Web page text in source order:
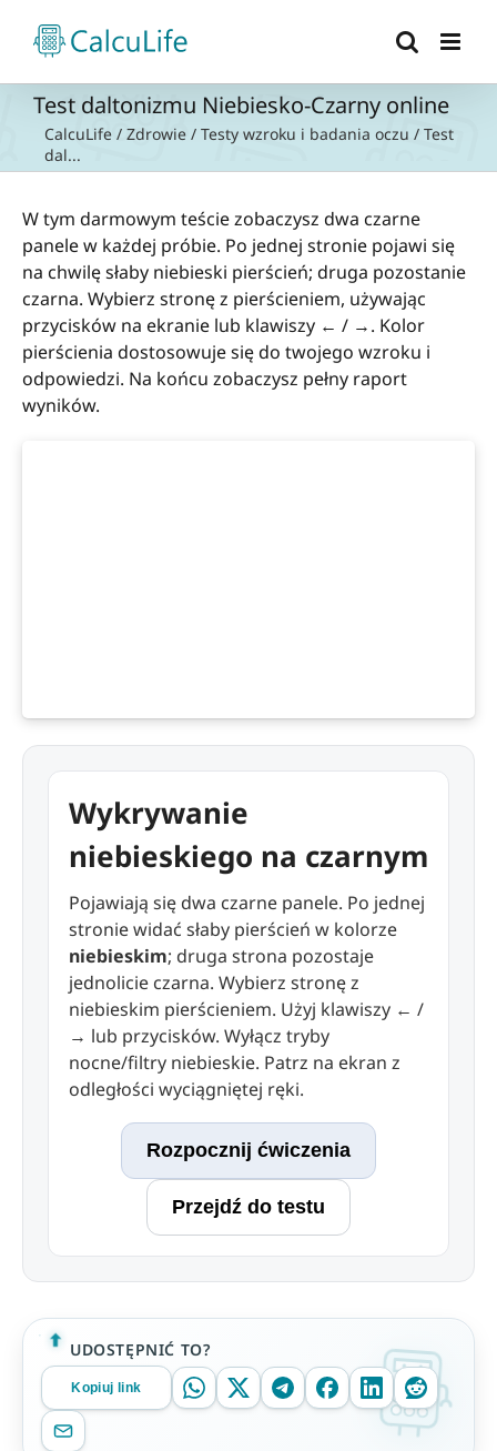
zawartości
Test daltonizmu Niebiesko-Czarny online
CalcuLife / Zdrowie / Testy wzroku i badania oczu / Test
dal...
W tym darmowym teście zobaczysz dwa czarne
panele w każdej próbie. Po jednej stronie pojawi się
na chwilę słaby niebieski pierścień; druga pozostanie
czarna. Wybierz stronę z pierścieniem, używając
przycisków na ekranie lub klawiszy ← / →. Kolor
pierścienia dostosowuje się do twojego wzroku i
odpowiedzi. Na końcu zobaczysz pełny raport
wyników.
Wykrywanie
niebieskiego na czarnym
Pojawiają się dwa czarne panele. Po jednej
stronie widać słaby pierścień w kolorze
niebieskim; druga strona pozostaje
jednolicie czarna. Wybierz stronę z
niebieskim pierścieniem. Użyj klawiszy ← /
→ lub przycisków. Wyłącz tryby
nocne/filtry niebieskie. Patrz na ekran z
odległości wyciągniętej ręki.
Rozpocznij ćwiczenia
Przejdź do testu
UDOSTĘPNIĆ TO?
Kopiuj link